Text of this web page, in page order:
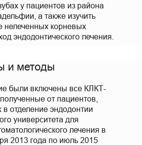
у пациентов из района
а также изучить
нелеченных корневых
эндодонтического лечения.
и методы
были включены все КЛКТ-
от пациентов,
отделение эндодонтии
университета для
лечения в
2013 года по июль 2015